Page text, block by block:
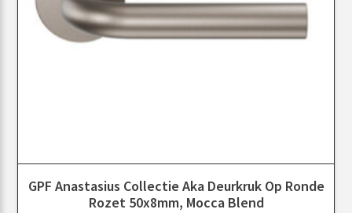
GPF Anastasius Collectie Aka Deurkruk Op Ronde
Rozet 50x8mm, Mocca Blend